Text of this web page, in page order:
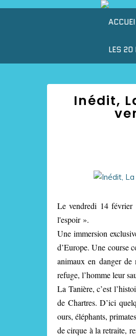
LES 20
Inédit,
Le vendredi 14 février
l'espoir ».
Une immersion
d’Europe. Une course
animaux en danger
refuge, l’homme leur
La Tanière, c’est
de Chartres. D’ici
ours, éléphants,
de cirque à la retraite,